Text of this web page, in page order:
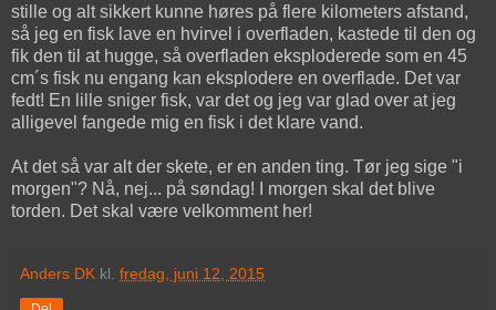
stille og alt sikkert kunne høres på flere kilometers afstand,
så jeg en fisk lave en hvirvel i overfladen, kastede til den og
fik den til at hugge, så overfladen eksploderede som en 45
cm´s fisk nu engang kan eksplodere en overflade. Det var
fedt! En lille sniger fisk, var det og jeg var glad over at jeg
alligevel fangede mig en fisk i det klare vand.
At det så var alt der skete, er en anden ting. Tør jeg sige "i
morgen"? Nå, nej... på søndag! I morgen skal det blive
torden. Det skal være velkomment her!
Anders DK kl. fredag, juni 12, 2015